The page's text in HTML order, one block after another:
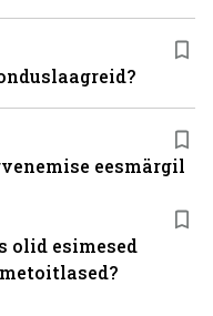
olid esimesed
eesmärgil